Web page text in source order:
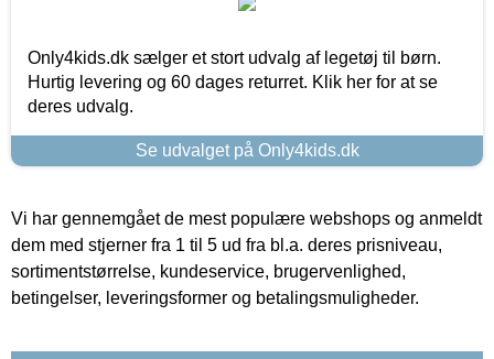
Only4kids.dk sælger et stort udvalg af legetøj til børn.
Hurtig levering og 60 dages returret. Klik her for at se
deres udvalg.
Se udvalget på Only4kids.dk
Vi har gennemgået de mest populære webshops og anmeldt
dem med stjerner fra 1 til 5 ud fra bl.a. deres prisniveau,
sortimentstørrelse, kundeservice, brugervenlighed,
betingelser, leveringsformer og betalingsmuligheder.